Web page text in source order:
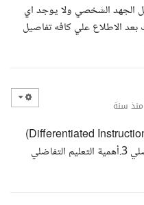
الجهد الشخصي ولا يوجد اي
الاطلاع علي كافه تفاصيل
منذ سنة
العنوان: استراتيجية التعليم التفاضلي (Differentiated Instruction)
الفهرس: 1.مقدمة 2.مفهوم التعليم التفاضلي 3.أهمية التعليم التفاضلي